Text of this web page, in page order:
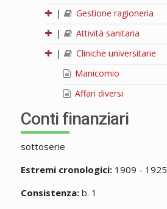
|
Gestione ragioneria
|
Attività sanitaria
|
Cliniche universitarie
Manicomio
Affari diversi
Conti finanziari
sottoserie
Estremi cronologici:1909 - 1925
Consistenza:b. 1